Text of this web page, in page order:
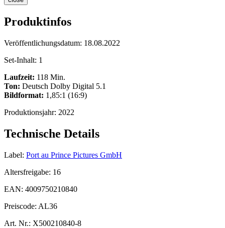
Produktinfos
Veröffentlichungsdatum: 18.08.2022
Set-Inhalt: 1
Laufzeit: 118 Min.
Ton: Deutsch Dolby Digital 5.1
Bildformat: 1,85:1 (16:9)
Produktionsjahr: 2022
Technische Details
Label: Port au Prince Pictures GmbH
Altersfreigabe: 16
EAN: 4009750210840
Preiscode: AL36
Art. Nr.: X500210840-8